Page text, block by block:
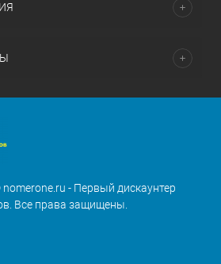
- Первый дискаунтер
Все права защищены.